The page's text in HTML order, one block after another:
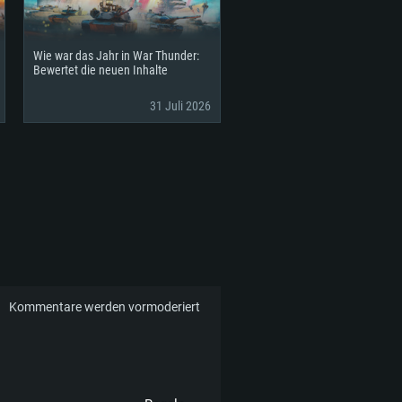
Wie war das Jahr in War Thunder:
Bewertet die neuen Inhalte
31 Juli 2026
Kommentare werden vormoderiert